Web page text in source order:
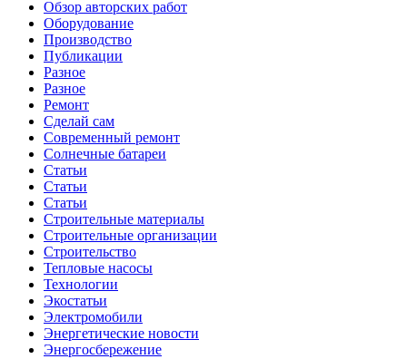
Обзор авторских работ
Оборудование
Производство
Публикации
Разное
Разное
Ремонт
Сделай сам
Современный ремонт
Солнечные батареи
Статьи
Статьи
Статьи
Строительные материалы
Строительные организации
Строительство
Тепловые насосы
Технологии
Экостатьи
Электромобили
Энергетические новости
Энергосбережение